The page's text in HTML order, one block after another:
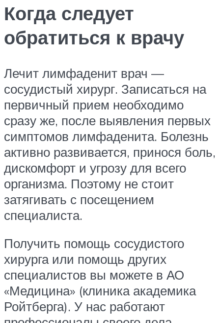
Когда следует
обратиться к врачу
Лечит лимфаденит врач —
сосудистый хирург. Записаться на
первичный прием необходимо
сразу же, после выявления первых
симптомов лимфаденита. Болезнь
активно развивается, принося боль,
дискомфорт и угрозу для всего
организма. Поэтому не стоит
затягивать с посещением
специалиста.
Получить помощь сосудистого
хирурга или помощь других
специалистов вы можете в АО
«Медицина» (клиника академика
Ройтберга). У нас работают